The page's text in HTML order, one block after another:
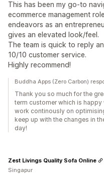
This has been my go-to
ecommerce management
endeavors as an
gives an elevated look/feel.
The team is quick to reply
10/10 customer service.
Highly recommend!
Buddha Apps (Zero Carbon)
Thank you so much for the
term customer which is
work continously on
keep up with the changes in
day!
Zest Livings Quality Sofa Online
Singapur